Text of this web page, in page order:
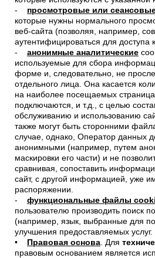
- просмотровые или
которые нужны нормального
веб-сайта (позволяя, например,
аутентифицироваться для доступа
- анонимные аналитические
используемые для сбора
форме и, следовательно, не
отдельного лица. Она касается
на наиболее посещаемых
подключаются, и т.д., с целью
обслуживанию и использованию
также могут быть сторонними
случае, однако, Оператор данных
анонимными (например, путем
маскировки его части) и не
сравнивая, сопоставить
сайт, с другой информацией, уже
распоряжении.
- функциональные файлы
пользователю производить поиск
(например, язык, выбранные для
улучшения предоставляемых услуг.
• Правовая основа . Для
правовым основанием является